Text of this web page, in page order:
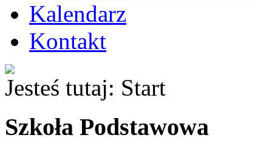
Kalendarz
Kontakt
Jesteś tutaj: Start
Szkoła Podstawowa